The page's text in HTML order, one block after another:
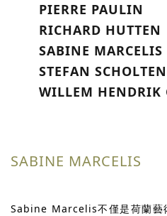
PIERRE PAULIN
RICHARD HUTTEN
SABINE MARCELIS
STEFAN SCHOLTEN
WILLEM HENDRIK
SABINE MARCELIS
Sabine Marcelis不僅是荷蘭藝